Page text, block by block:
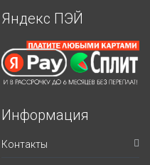
Яндекс ПЭЙ
Информация
Контакты